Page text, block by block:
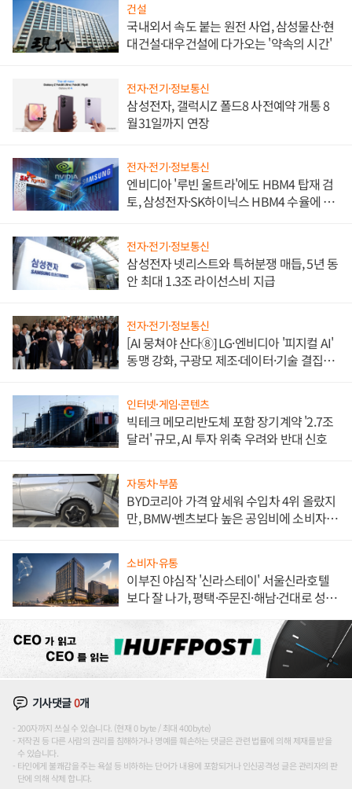
건설
국내외서 속도 붙는 원전 사업, 삼성물산·현
대건설·대우건설에 다가오는 '약속의 시간'
전자·전기·정보통신
삼성전자, 갤럭시Z 폴드8 사전예약 개통 8
월31일까지 연장
전자·전기·정보통신
엔비디아 '루빈 울트라'에도 HBM4 탑재 검
토, 삼성전자·SK하이닉스 HBM4 수율에 주
전자·전기·정보통신
삼성전자 넷리스트와 특허분쟁 매듭, 5년 동
안 최대 1.3조 라이선스비 지급
전자·전기·정보통신
[AI 뭉쳐야 산다⑧] LG·엔비디아 '피지컬 AI'
동맹 강화, 구광모 제조·데이터·기술 결집
인터넷·게임·콘텐츠
빅테크 메모리반도체 포함 장기계약 '2.7조
달러' 규모, AI 투자 위축 우려와 반대 신호
자동차·부품
BYD코리아 가격 앞세워 수입차 4위 올랐지
만, BMW·벤츠보다 높은 공임비에 소비자
소비자·유통
이부진 야심작 '신라스테이' 서울신라호텔
보다 잘 나가, 평택·주문진·해남·건대로 성
기사댓글0개
200자까지 쓰실 수 있습니다. (현재 0 byte / 최대 400byte)
저작권 등 다른 사람의 권리를 침해하거나 명예를 훼손하는 댓글은 관련 법률에 의해 제재를 받을
수 있습니다.
타인에게 불쾌감을 주는 욕설 등 비하하는 단어가 내용에 포함되거나 인신공격성 글은 관리자의 판
단에 의해 삭제 합니다.